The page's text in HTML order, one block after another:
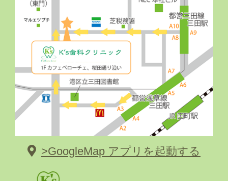
>GoogleMap アプリを起動する